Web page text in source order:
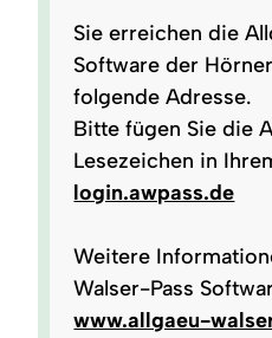
Sie erreichen die
Software der
folgende Adresse.
Bitte fügen Sie die
Lesezeichen in
login.awpass.de
Weitere
Walser-Pass
www.allgaeu-